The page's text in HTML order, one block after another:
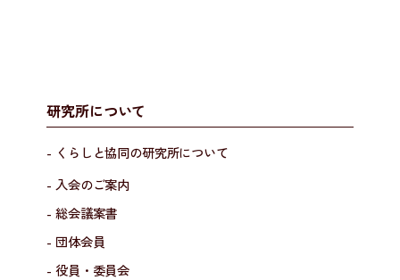
研究所について
- くらしと協同の研究所について
- 入会のご案内
- 総会議案書
- 団体会員
- 役員・委員会